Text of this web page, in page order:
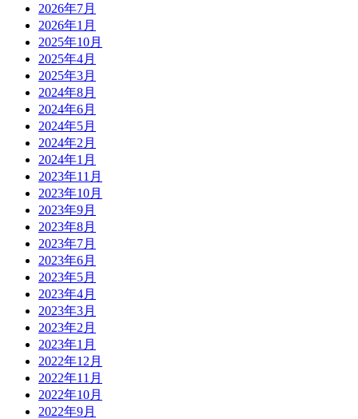
2026年7月
2026年1月
2025年10月
2025年4月
2025年3月
2024年8月
2024年6月
2024年5月
2024年2月
2024年1月
2023年11月
2023年10月
2023年9月
2023年8月
2023年7月
2023年6月
2023年5月
2023年4月
2023年3月
2023年2月
2023年1月
2022年12月
2022年11月
2022年10月
2022年9月